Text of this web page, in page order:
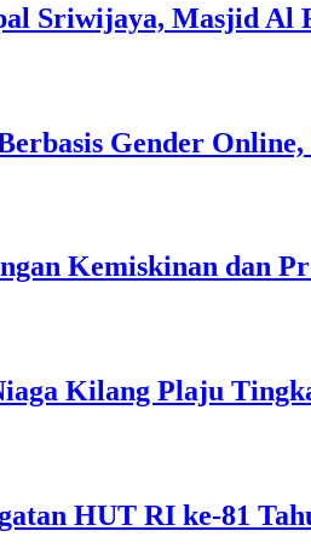
Sriwijaya, Masjid
Gender
Kemiskinan dan
Kilang Plaju
HUT RI ke-81